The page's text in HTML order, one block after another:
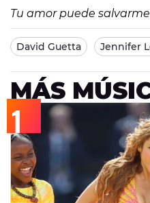
Tu amor puede
David Guetta Jennifer
MÁS